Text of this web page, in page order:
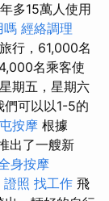
多15萬人使用
嗎 經絡調理
行，61,000名
名乘客使
期五，星期六
們可以以1-5的
按摩 根據
出了一艘新
身按摩
證照 找工作 飛